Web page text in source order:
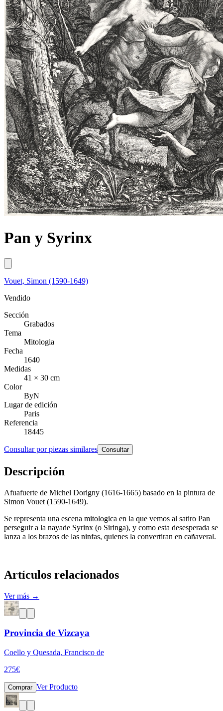
Pan y Syrinx
Vouet, Simon (1590-1649)
Vendido
Sección
Grabados
Tema
Mitologia
Fecha
1640
Medidas
41 × 30 cm
Color
ByN
Lugar de edición
Paris
Referencia
18445
Consultar por piezas similares Consultar
Descripción
Afuafuerte de Michel Dorigny (1616-1665) basado en la pintura de
Simon Vouet (1590-1649).
Se representa una escena mitologica en la que vemos al satiro Pan
perseguir a la nayade Syrinx (o Siringa), y como esta desesperada se
lanza a los brazos de las ninfas, quienes la convertiran en cañaveral.
Artículos relacionados
Ver más →
Provincia de Vizcaya
Coello y Quesada, Francisco de
275€
Comprar Ver Producto